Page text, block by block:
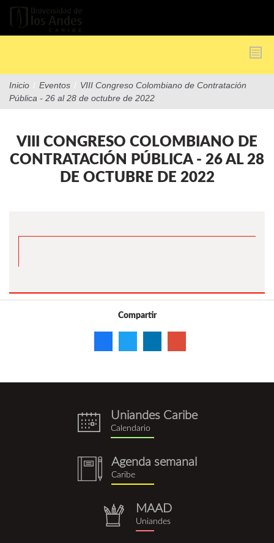
Pasar
Inicio / Eventos / VIII Congreso Colombiano de Contratación
Pública - 26 al 28 de octubre de 2022
VIII CONGRESO COLOMBIANO DE
CONTRATACIÓN PÚBLICA - 26 AL 28
DE OCTUBRE DE 2022
Compartir
eventos.png
Uniandes Caribe
Calendario
notebook
(1).png
Agenda semanal
Caribe
repositorio.png
MAAD
Uniandes